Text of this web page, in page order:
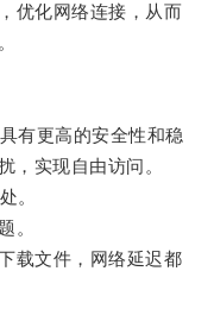
化网络连接，从而
更高的安全性和稳
，实现自由访问。
。
。
文件，网络延迟都